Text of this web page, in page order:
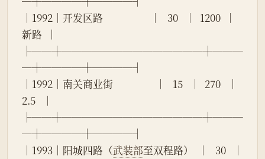
│1992│开发区路                    │   30   │  1200  │
新路  │
├──┼──────────────┼───
─┼────┼────┤
│1992│南关商业街                  │   15   │  270   │
2.5   │
├──┼──────────────┼───
─┼────┼────┤
│1993│阳城四路（武装部至双程路）  │   30   │